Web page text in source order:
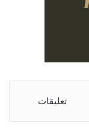
تعليقات